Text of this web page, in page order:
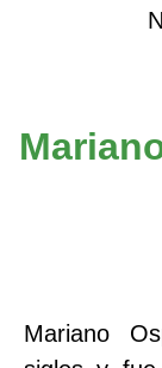
Mariano